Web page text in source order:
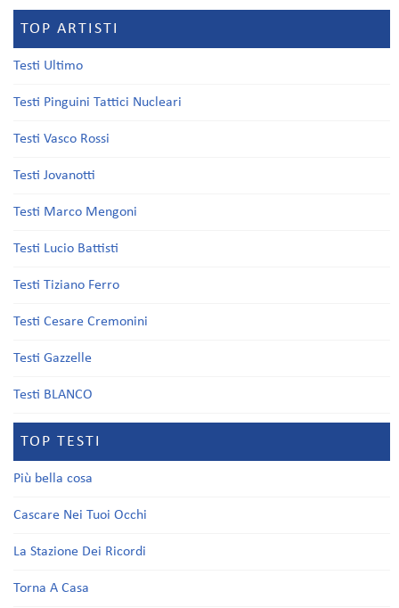
TOP ARTISTI
Testi Ultimo
Testi Pinguini Tattici Nucleari
Testi Vasco Rossi
Testi Jovanotti
Testi Marco Mengoni
Testi Lucio Battisti
Testi Tiziano Ferro
Testi Cesare Cremonini
Testi Gazzelle
Testi BLANCO
TOP TESTI
Più bella cosa
Cascare Nei Tuoi Occhi
La Stazione Dei Ricordi
Torna A Casa